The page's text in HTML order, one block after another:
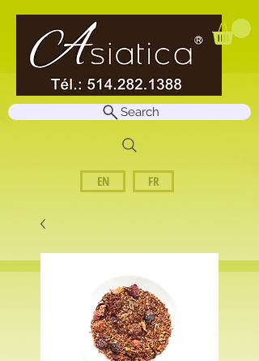
EN FR
Search